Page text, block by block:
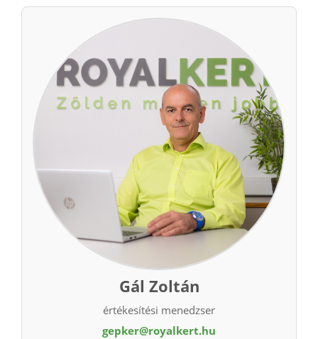
Gál Zoltán
értékesítési menedzser
gepker@royalkert.hu